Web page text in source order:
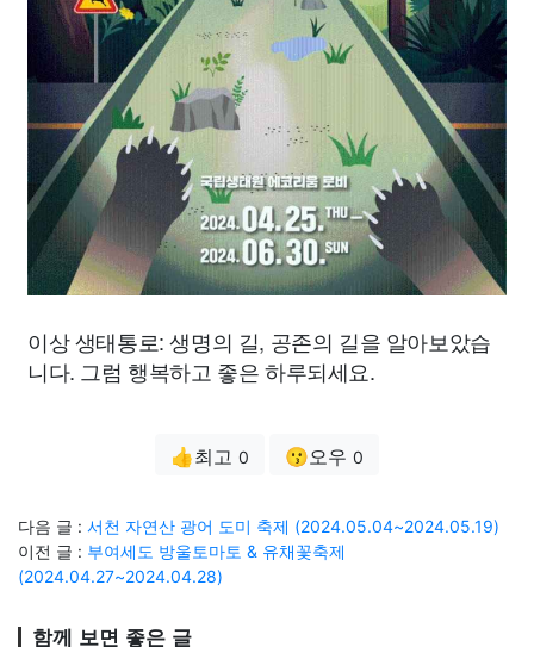
이상 생태통로: 생명의 길, 공존의 길을 알아보았습
니다. 그럼 행복하고 좋은 하루되세요.
👍최고 0 😗오우 0
다음 글 : 서천 자연산 광어 도미 축제 (2024.05.04~2024.05.19)
이전 글 : 부여세도 방울토마토 & 유채꽃축제
(2024.04.27~2024.04.28)
함께 보면 좋은 글